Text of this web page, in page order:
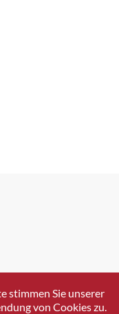
stimmen Sie unserer
von Cookies zu.